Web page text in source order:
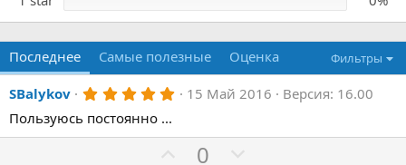
Последнее Самые полезные Оценка Фильтры
SBalykov 5
0
15 Май 2016
Версия: 16.00
Пользуюсь постоянно ...
П0